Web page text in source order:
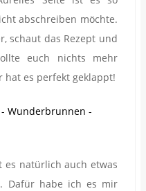
abschreiben möchte.
schaut das Rezept und
euch nichts mehr
hat es perfekt geklappt!
es natürlich auch etwas
Dafür habe ich es mir